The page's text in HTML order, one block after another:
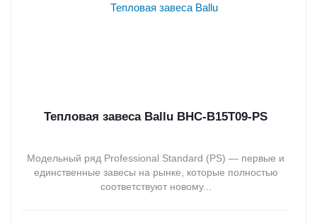
Тепловая завеса Ballu BHC-B15T09-PS
Модельный ряд Professional Standard (PS) — первые и
единственные завесы на рынке, которые полностью
соответствуют новому...